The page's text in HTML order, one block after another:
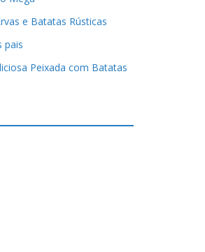
e Batatas Rústicas
pais
Peixada com Batatas